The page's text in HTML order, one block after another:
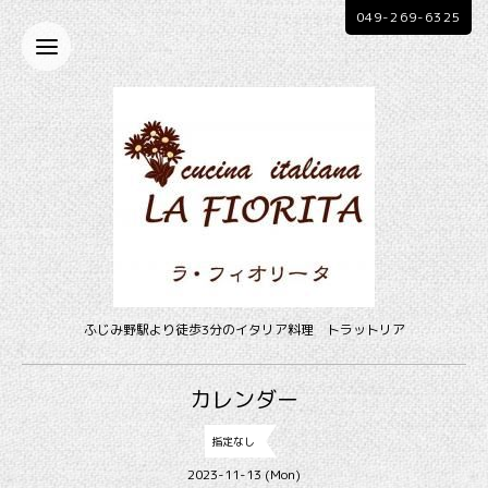
ふじみ野駅より徒歩3分のイタリア料理 トラットリア
049-269-6325
カレンダー
指定なし
2023-11-13 (Mon)